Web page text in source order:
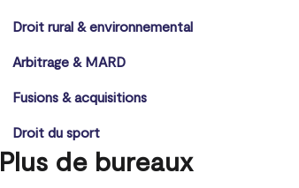
Droit rural & environnemental
Arbitrage & MARD
Fusions & acquisitions
Droit du sport
Plus de bureaux